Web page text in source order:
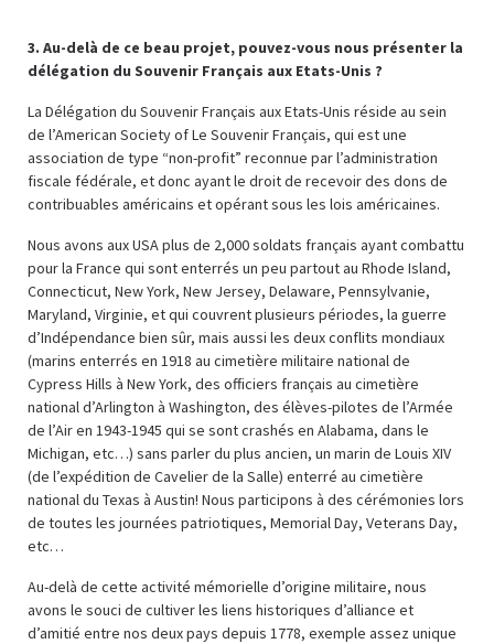
3. Au-delà de ce beau projet, pouvez-vous nous présenter la
délégation du Souvenir Français aux Etats-Unis ?
La Délégation du Souvenir Français aux Etats-Unis réside au sein
de l’American Society of Le Souvenir Français, qui est une
association de type “non-profit” reconnue par l’administration
fiscale fédérale, et donc ayant le droit de recevoir des dons de
contribuables américains et opérant sous les lois américaines.
Nous avons aux USA plus de 2,000 soldats français ayant combattu
pour la France qui sont enterrés un peu partout au Rhode Island,
Connecticut, New York, New Jersey, Delaware, Pennsylvanie,
Maryland, Virginie, et qui couvrent plusieurs périodes, la guerre
d’Indépendance bien sûr, mais aussi les deux conflits mondiaux
(marins enterrés en 1918 au cimetière militaire national de
Cypress Hills à New York, des officiers français au cimetière
national d’Arlington à Washington, des élèves-pilotes de l’Armée
de l’Air en 1943-1945 qui se sont crashés en Alabama, dans le
Michigan, etc…) sans parler du plus ancien, un marin de Louis XIV
(de l’expédition de Cavelier de la Salle) enterré au cimetière
national du Texas à Austin! Nous participons à des cérémonies lors
de toutes les journées patriotiques, Memorial Day, Veterans Day,
etc…
Au-delà de cette activité mémorielle d’origine militaire, nous
avons le souci de cultiver les liens historiques d’alliance et
d’amitié entre nos deux pays depuis 1778, exemple assez unique